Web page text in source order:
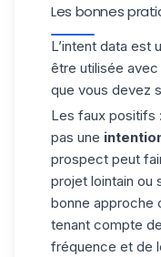
Les bonnes
L’intent data est
être utilisée
que vous devez
Les faux positifs
pas une
prospect peut
projet lointain ou
bonne approche
tenant compte
fréquence et de